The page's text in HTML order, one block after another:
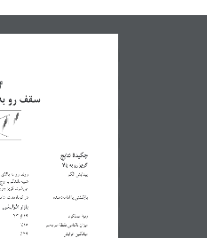
سقف  رو
چکیدۀ‌نتایج
گریز رو به بالا
پیدایش الگو روند رو به
شبیه بلندگو با
می شود. گریز رو
بازگشتی یا ادامه دهنده
در کوتاه مدت
بازار افزایشی
رتبۀ عملکرد
23 از 19
میزان ناکامی نقطۀ سربه سر
%15
میانگین افزایش
%29